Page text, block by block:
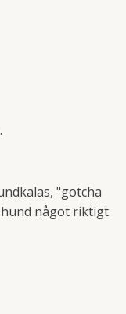
"gotcha
något riktigt